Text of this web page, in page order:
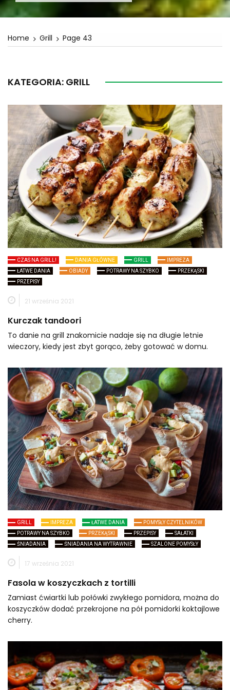
Home Grill Page 43
KATEGORIA: GRILL
CZAS NA GRILL! DANIA GŁÓWNE GRILL
IMPREZA
ŁATWE DANIA
OBIADY POTRAWY NA SZYBKO
PRZEKĄSKI
PRZEPISY
21 września 2021
Kurczak tandoori
To danie na grill znakomicie nadaje się na długie letnie
wieczory, kiedy jest zbyt gorąco, żeby gotować w domu.
GRILL IMPREZA ŁATWE DANIA
POMYSŁY CZYTELNIKÓW
POTRAWY NA SZYBKO
PRZEKĄSKI PRZEPISY
SAŁATKI
ŚNIADANIA
ŚNIADANIA NA WYTRAWNIE SZALONE POMYSŁY
17 września 2021
Fasola w koszyczkach z tortilli
Zamiast ćwiartki lub połówki zwykłego pomidora, można do
koszyczków dodać przekrojone na pół pomidorki koktajlowe
cherry.